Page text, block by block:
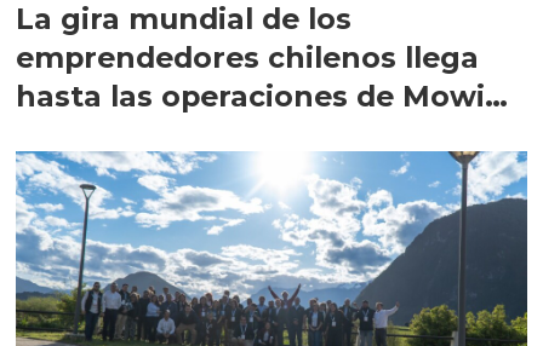
La gira mundial de los
emprendedores chilenos llega
hasta las operaciones de Mowi